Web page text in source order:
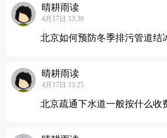
晴耕雨读
4月17日 13:30
北京如何预防冬季排污管道结
晴耕雨读
4月17日 13:25
北京疏通下水道一般按什么收